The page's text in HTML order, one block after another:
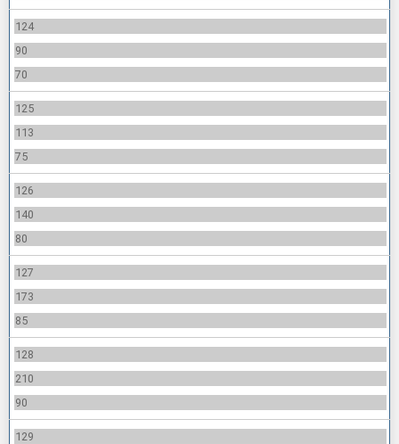
124
90
70
125
113
75
126
140
80
127
173
85
128
210
90
129